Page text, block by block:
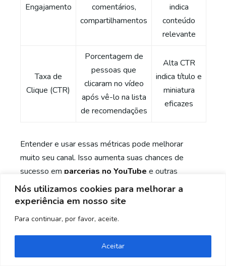
Nós utilizamos cookies para melhorar a
experiência em nosso site
Para continuar, por favor, aceite.
Aceitar
Engajamento
comentários,
compartilhamentos
indica
conteúdo
relevante
Taxa de
Clique (CTR)
Porcentagem de
pessoas que
clicaram no vídeo
após vê-lo na lista
de recomendações
Alta CTR
indica título e
miniatura
eficazes
Entender e usar essas métricas pode melhorar
muito seu canal. Isso aumenta suas chances de
sucesso em parcerias no YouTube e outras
formas de ganhar dinheiro com YouTube.
Quer Conhecer nosso
Serviço de Assessoria?